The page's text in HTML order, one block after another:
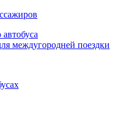
междугородней поездки